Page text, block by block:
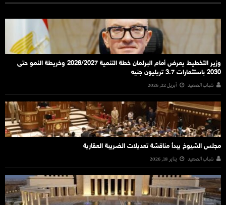
وزير التخطيط يعرض أمام البرلمان خطة التنمية 2026/2027 وخريطة النمو حتى
2030 باستثمارات 3.7 تريليون جنيه
شباب الصعيد أبريل 22, 2026
مجلس الشيوخ يبدأ مناقشة تعديلات الضريبة العقارية
شباب الصعيد يناير 18, 2026